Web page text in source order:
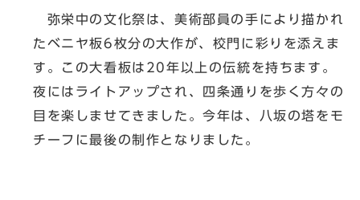
弥栄中の文化祭は、美術部員の手により描かれ
たベニヤ板6枚分の大作が、校門に彩りを添えま
す。この大看板は20年以上の伝統を持ちます。
夜にはライトアップされ、四条通りを歩く方々の
目を楽しませてきました。今年は、八坂の塔をモ
チーフに最後の制作となりました。